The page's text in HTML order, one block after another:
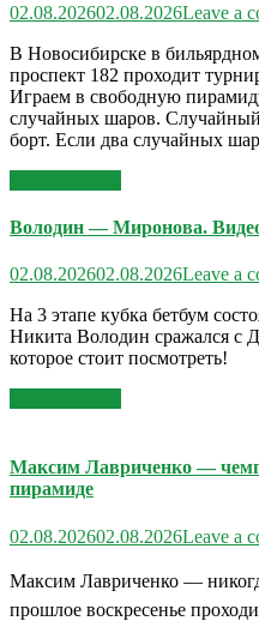
02.08.202602.08.2026Leave a
В Новосибирске в
проспект 182 проходит
Играем в свободную
случайных шаров.
борт. Если два случайных
Володин — Миронова.
02.08.202602.08.2026Leave a
На 3 этапе кубка бетбум
Никита Володин сражался с
которое стоит посмотреть!
Максим Лавриченко —
пирамиде
02.08.202602.08.2026Leave a
Максим Лавриченко —
прошлое воскресенье